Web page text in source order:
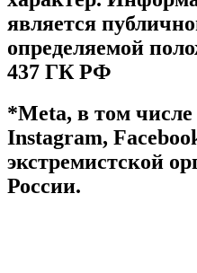
является
определяемой
437 ГК РФ
*Meta, в том
Instagram,
экстремистской
России.